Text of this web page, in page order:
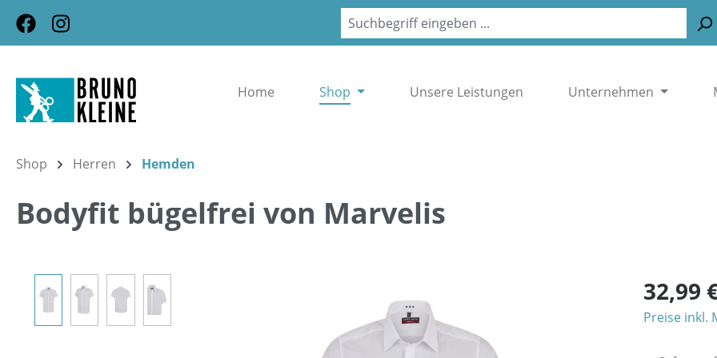
Hauptinhalt springen
Zur Suche springen
Zur Hauptnavigation springen
Home Shop Unsere Leistungen Unternehmen
Shop Herren Hemden
Bodyfit bügelfrei von Marvelis
Bildergalerie überspringen 32,99
Preise inkl.